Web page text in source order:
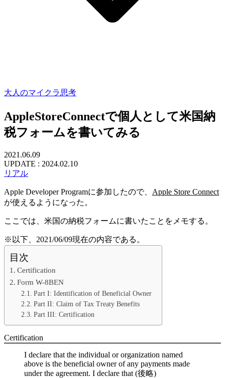
大人のマイクラ思考
AppleStoreConnectで個人として米国納
税フォームを書いてみる
2021.06.09
UPDATE : 2024.02.10
リアル
Apple Developer Programに参加したので、 Apple Store Connect
が使えるようになった。
ここでは、米国の納税フォームに書いたことをメモする。
※以下、2021/06/09現在の内容である。
目次
Certification
Form W-8BEN
Part I: Identification of Beneficial Owner
Part II: Claim of Tax Treaty Benefits
Part III: Certification
Certification
I declare that the individual or organization named
above is the beneficial owner of any payments made
under the agreement. I declare that (後略)